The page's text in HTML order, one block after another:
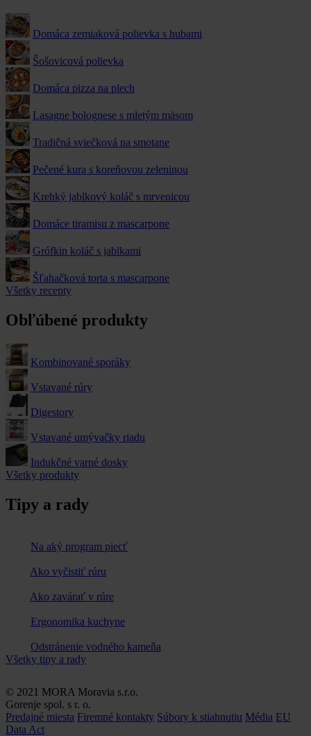
Domáca zemiaková polievka s hubami
Šošovicová polievka
Domáca pizza na plech
Lasagne bolognese s mletým mäsom
Tradičná sviečková na smotane
Pečené kura s koreňovou zeleninou
Krehký jablkový koláč s mrvenicou
Domáce tiramisu z mascarpone
Grófkin koláč s jablkami
Šľahačková torta s mascarpone
Všetky recepty
Obľúbené produkty
Kombinované sporáky
Vstavané rúry
Digestory
Vstavané umývačky riadu
Indukčné varné dosky
Všetky produkty
Tipy a rady
Na aký program piecť
Ako vyčistiť rúru
Ako zavárať v rúre
Ergonomika kuchyne
Odstránenie vodného kameňa
Všetky tipy a rady
© 2021 MORA Moravia s.r.o.
Gorenje spol. s r. o.
Predajné miesta Firemné kontakty Súbory k stiahnutiu Média EU
Data Act